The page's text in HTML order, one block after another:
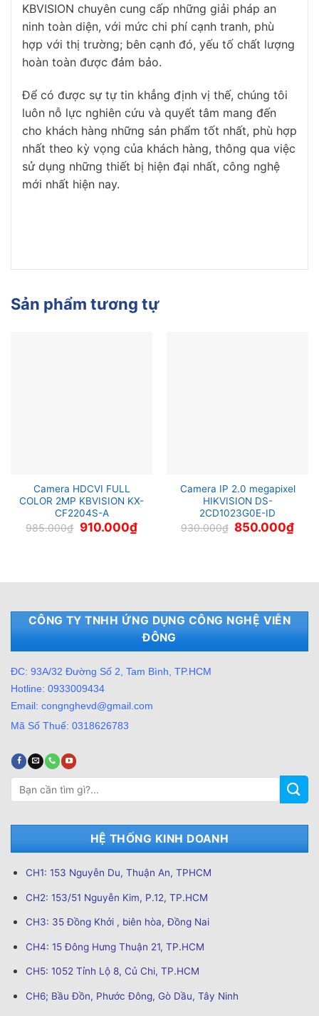
KBVISION chuyên cung cấp những giải pháp an
ninh toàn diện, với mức chi phí cạnh tranh, phù
hợp với thị trường; bên cạnh đó, yếu tố chất lượng
hoàn toàn được đảm bảo.
Để có được sự tự tin khẳng định vị thế, chúng tôi
luôn nỗ lực nghiên cứu và quyết tâm mang đến
cho khách hàng những sản phẩm tốt nhất, phù hợp
nhất theo kỳ vọng của khách hàng, thông qua việc
sử dụng những thiết bị hiện đại nhất, công nghệ
mới nhất hiện nay.
Sản phẩm tương tự
Camera HDCVI FULL
COLOR 2MP KBVISION KX-
CF2204S-A
985.000₫ Giá
gốc
910.000₫Giá
hiện
Camera IP 2.0 megapixel
HIKVISION DS-
2CD1023G0E-ID
930.000₫ Giá
gốc
850.000₫Giá
CÔNG TY TNHH ỨNG DỤNG CÔNG NGHỆ VIỄN
ĐÔNG
ĐC: 93A/32 Đường Số 2, Tam Bình, TP.HCM
Hotline: 0933009434
Email: congnghevd@gmail.com
Mã Số Thuế: 0318626783
Tìm
kiếm:
HỆ THỐNG KINH DOANH
CH1: 153 Nguyễn Du, Thuận An, TPHCM
CH2: 153/51 Nguyễn Kim, P.12, TP.HCM
CH3: 35 Đồng Khởi , biên hòa, Đồng Nai
CH4: 15 Đông Hưng Thuận 21, TP.HCM
CH5: 1052 Tỉnh Lộ 8, Củ Chi, TP.HCM
CH6; Bầu Đồn, Phước Đông, Gò Dầu, Tây Ninh